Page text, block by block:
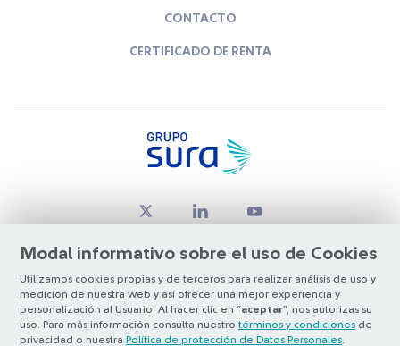
Modal informativo sobre el uso de Cookies
Utilizamos cookies propias y de terceros para realizar análisis de uso y
medición de nuestra web y así ofrecer una mejor experiencia y
personalización al Usuario. Al hacer clic en “aceptar”, nos autorizas su
uso. Para más información consulta nuestro términos y condiciones de
privacidad o nuestra Política de protección de Datos Personales
CONTACTO
CERTIFICADO DE RENTA
© Copyright Grupo SURA 2026